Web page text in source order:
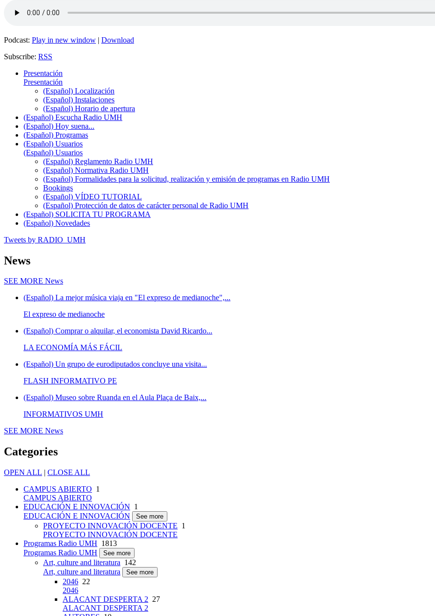
Podcast: Play in new window | Download
Subscribe: RSS
Presentación
Presentación
(Español) Localización
(Español) Instalaciones
(Español) Horario de apertura
(Español) Escucha Radio UMH
(Español) Hoy suena...
(Español) Programas
(Español) Usuarios
(Español) Usuarios
(Español) Reglamento Radio UMH
(Español) Normativa Radio UMH
(Español) Formalidades para la solicitud, realización y emisión de programas en Radio UMH
Bookings
(Español) VÍDEO TUTORIAL
(Español) Protección de datos de carácter personal de Radio UMH
(Español) SOLICITA TU PROGRAMA
(Español) Novedades
Tweets by RADIO_UMH
News
SEE MORE News
(Español) La mejor música viaja en "El expreso de medianoche",...
El expreso de medianoche
(Español) Comprar o alquilar, el economista David Ricardo...
LA ECONOMÍA MÁS FÁCIL
(Español) Un grupo de eurodiputados concluye una visita...
FLASH INFORMATIVO PE
(Español) Museo sobre Ruanda en el Aula Plaça de Baix,...
INFORMATIVOS UMH
SEE MORE News
Categories
OPEN ALL | CLOSE ALL
CAMPUS ABIERTO 1
CAMPUS ABIERTO
EDUCACIÓN E INNOVACIÓN 1
EDUCACIÓN E INNOVACIÓN
See more
PROYECTO INNOVACIÓN DOCENTE 1
PROYECTO INNOVACIÓN DOCENTE
Programas Radio UMH 1813
Programas Radio UMH
See more
Art, culture and literatura 142
Art, culture and literatura
See more
2046 22
2046
ALACANT DESPERTA 2 27
ALACANT DESPERTA 2